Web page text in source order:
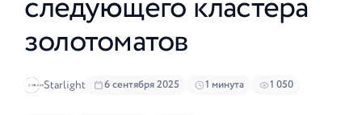
золотоматов
Starlight 6 сентября 2025 1 минута 1 050